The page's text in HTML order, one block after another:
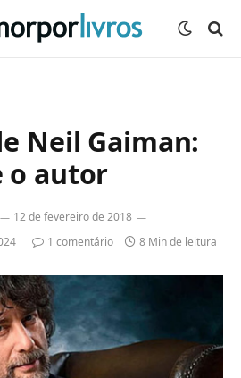
Neil Gaiman:
o autor
12 de fevereiro de 2018
1 comentário 8 Min de leitura